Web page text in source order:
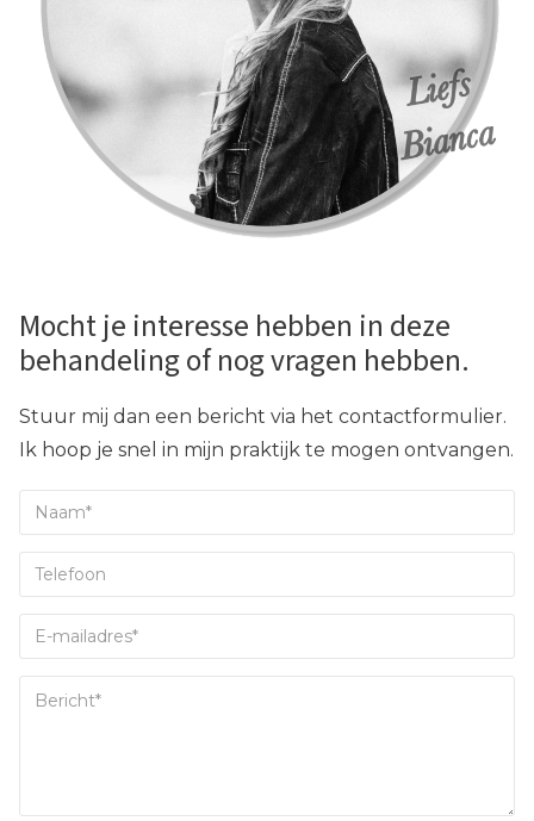
Mocht je interesse hebben in deze
behandeling of nog vragen hebben.
Stuur mij dan een bericht via het contactformulier.
Ik hoop je snel in mijn praktijk te mogen ontvangen.